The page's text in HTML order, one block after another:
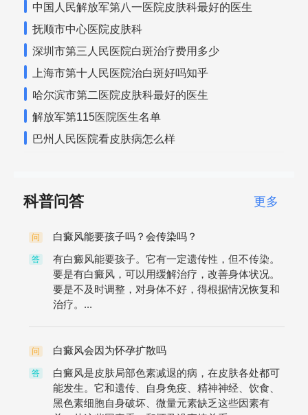
中国人民解放军第八一医院皮肤科最好的医生
抚顺市中心医院皮肤科
深圳市第三人民医院白斑治疗费用多少
上海市第十人民医院治白斑好吗知乎
哈尔滨市第二医院皮肤科最好的医生
解放军第115医院医生名单
巴州人民医院看皮肤病怎么样
科普问答 更多
问 白癜风能要孩子吗？会传染吗？
答
有白癜风能要孩子。它有一定遗传性，但不传染。
要是有白癜风，可以用缓解治疗，改善身体状况。
要是不及时调整，对身体不好，得根据情况恢复和
治疗。...
问 白癜风会因为怀孕扩散吗
答
白癜风是皮肤局部色素减退的病，在皮肤各处都可
能发生。它和遗传、自身免疫、精神神经、饮食、
黑色素细胞自身破坏、微量元素缺乏这些因素有